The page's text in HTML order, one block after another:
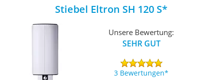
Stiebel Eltron SH 120 S
Unsere Bewertung:
SEHR GUT
3 Bewertungen